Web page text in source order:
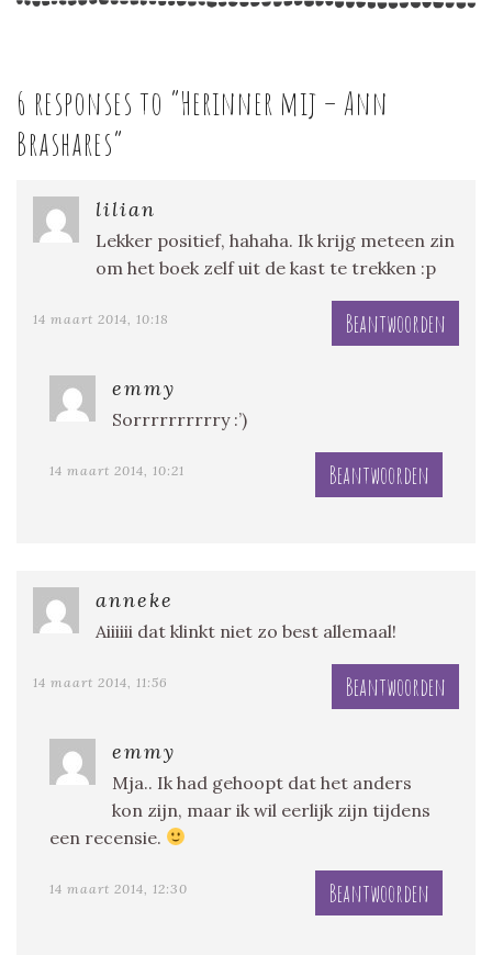
6 responses to “Herinner mij – Ann
Brashares”
lilian
Lekker positief, hahaha. Ik krijg meteen zin
om het boek zelf uit de kast te trekken :p
14 maart 2014, 10:18 Beantwoorden
emmy
Sorrrrrrrrrry :’)
14 maart 2014, 10:21 Beantwoorden
anneke
Aiiiiii dat klinkt niet zo best allemaal!
14 maart 2014, 11:56 Beantwoorden
emmy
Mja.. Ik had gehoopt dat het anders
kon zijn, maar ik wil eerlijk zijn tijdens
een recensie.
14 maart 2014, 12:30 Beantwoorden